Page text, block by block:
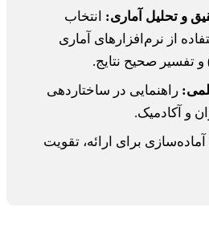
و تحلیل آماری: انتخاب
از نرم‌افزارهای آماری
راهنمایی در ساختاردهی
و آکادمیک.
آماده‌سازی برای ارائه، تقویت